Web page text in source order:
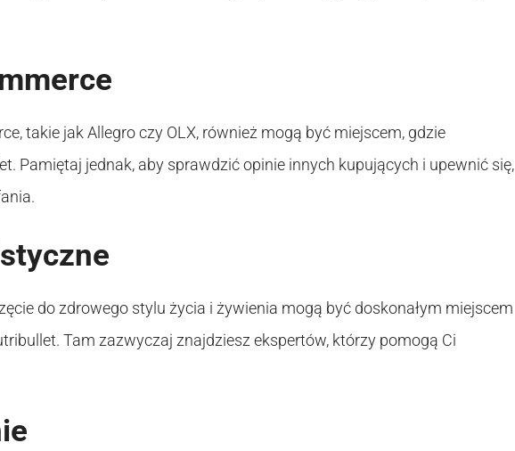
takie jak Allegro czy OLX, również mogą być miejscem, gdzie
Pamiętaj jednak, aby sprawdzić opinie innych kupujących i upewnić się,
do zdrowego stylu życia i żywienia mogą być doskonałym miejscem
Tam zazwyczaj znajdziesz ekspertów, którzy pomogą Ci